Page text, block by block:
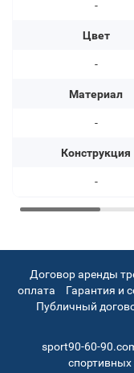
-
Цвет
-
Материал
-
Конструкция
-
Договор аренды
оплата
Гарантия и
Публичный
sport90-60-